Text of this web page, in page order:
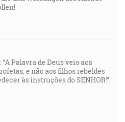
“A Palavra de Deus veio aos
e não aos filhos rebeldes
às instruções do SENHOR!”